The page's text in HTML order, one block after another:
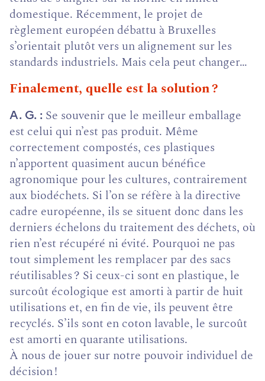
domestique. Récemment, le projet de
règlement européen débattu à Bruxelles
s’orientait plutôt vers un alignement sur les
standards industriels. Mais cela peut changer…
Finalement, quelle est la solution ?
A. G.
Se souvenir que le meilleur emballage
est celui qui n’est pas produit. Même
correctement compostés, ces plastiques
n’apportent quasiment aucun bénéfice
agronomique pour les cultures, contrairement
aux biodéchets. Si l’on se réfère à la directive
cadre européenne, ils se situent donc dans les
derniers échelons du traitement des déchets, où
rien n’est récupéré ni évité. Pourquoi ne pas
tout simplement les remplacer par des sacs
réutilisables ? Si ceux-ci sont en plastique, le
surcoût écologique est amorti à partir de huit
utilisations et, en fin de vie, ils peuvent être
recyclés. S’ils sont en coton lavable, le surcoût
est amorti en quarante utilisations.
À nous de jouer sur notre pouvoir individuel de
décision !